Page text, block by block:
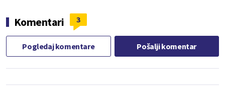
Komentari 3
Pogledaj komentare Pošalji komentar